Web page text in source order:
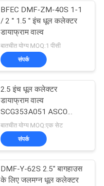
BFEC DMF-ZM-40S 1-1
/ 2 '' 1.5 '' इंच धूल कलेक्टर
डायाफ्राम वाल्व
बातचीत योग्य MOQ:1 पीसी
संपर्क
2.5 इंच धूल कलेक्टर
डायाफ्राम वाल्व
SCG353A051 ASCO
प्रकार
बातचीत योग्य MOQ:एक सेट
संपर्क
DMF-Y-62S 2.5'' बागहाउस
के लिए जलमग्न धूल कलेक्टर